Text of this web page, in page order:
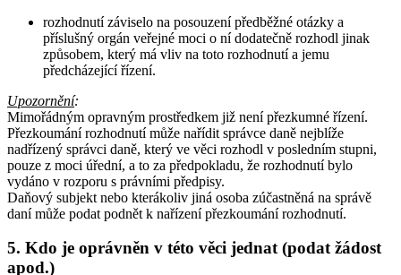
rozhodnutí záviselo na posouzení předběžné otázky a
příslušný orgán veřejné moci o ní dodatečně rozhodl jinak
způsobem, který má vliv na toto rozhodnutí a jemu
předcházející řízení.
Upozornění:
Mimořádným opravným prostředkem již není přezkumné řízení.
Přezkoumání rozhodnutí může nařídit správce daně nejblíže
nadřízený správci daně, který ve věci rozhodl v posledním stupni,
pouze z moci úřední, a to za předpokladu, že rozhodnutí bylo
vydáno v rozporu s právními předpisy.
Daňový subjekt nebo kterákoliv jiná osoba zúčastněná na správě
daní může podat podnět k nařízení přezkoumání rozhodnutí.
5. Kdo je oprávněn v této věci jednat (podat žádost
apod.)